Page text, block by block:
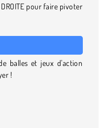
DROITE pour faire pivoter
balles et jeux d'action
!